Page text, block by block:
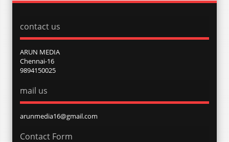
contact us
ARUN MEDIA
Chennai-16
9894150025
mail us
arunmedia16@gmail.com
Contact Form